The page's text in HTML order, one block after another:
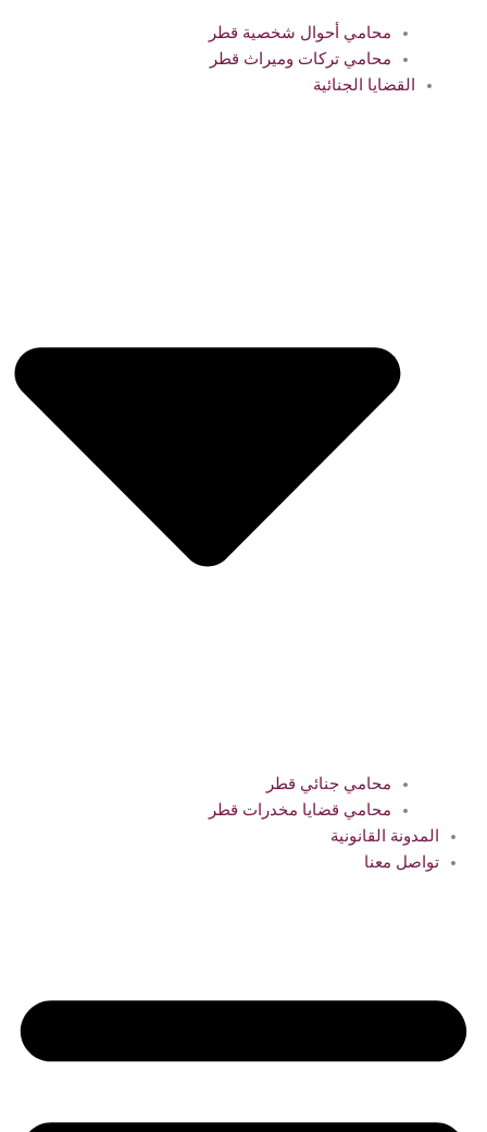
محامي أحوال شخصية قطر
محامي تركات وميراث قطر
القضايا الجنائية
محامي جنائي قطر
محامي قضايا مخدرات قطر
المدونة القانونية
تواصل معنا